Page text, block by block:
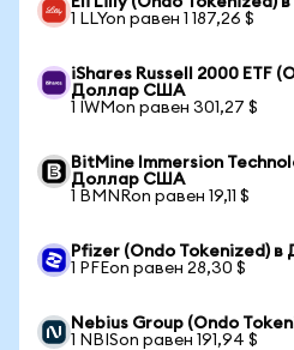
1 LLYon равен 1 187,26 $
iShares Russell 2000 ETF
Доллар США
1 IWMon равен 301,27 $
BitMine Immersion
Доллар США
1 BMNRon равен 19,11 $
Pfizer (Ondo Tokenized)
1 PFEon равен 28,30 $
Nebius Group (Ondo
1 NBISon равен 191,94 $